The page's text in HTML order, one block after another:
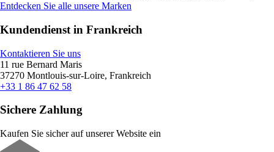
Entdecken Sie alle unsere Marken
Kundendienst in Frankreich
Kontaktieren Sie uns
11 rue Bernard Maris
37270 Montlouis-sur-Loire, Frankreich
+33 1 86 47 62 58
Sichere Zahlung
Kaufen Sie sicher auf unserer Website ein